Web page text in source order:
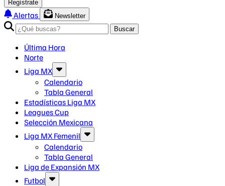
Regístrate
Alertas
Newsletter
Buscar
Última Hora
Norte
Liga MX
Calendario
Tabla General
Estadísticas Liga MX
Leagues Cup
Selección Mexicana
Liga MX Femenil
Calendario
Tabla General
Liga de Expansión MX
Futbol